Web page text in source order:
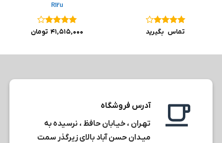
نمره ۴
تماس بگیرید
R12u
نمره۴
۴۱,۵۱۵,۰۰۰ تومان
آدرس فروشگاه
تهـران ، خیـابان حافظ ، نرسیده به
میـدان حسن آباد بالای زیرگذر سمت